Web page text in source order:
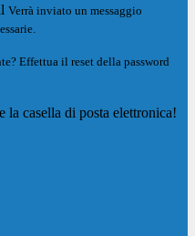
Verrà inviato un messaggio
Effettua il reset della password
casella di posta elettronica!